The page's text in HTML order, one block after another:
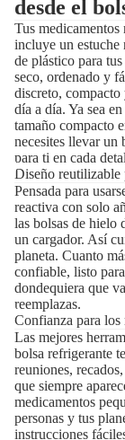
desde el
Tus medicamentos
incluye un estuche
de plástico para
seco, ordenado y
discreto, compacto
día a día. Ya sea
tamaño compacto
necesites llevar un
para ti en cada
Diseño reutilizable
Pensada para
reactiva con solo
las bolsas de hielo
un cargador. Así
planeta. Cuanto
confiable, listo
dondequiera que
reemplazas.
Confianza para los
Las mejores
bolsa refrigerante
reuniones,
que siempre
medicamentos
personas y tus
instrucciones